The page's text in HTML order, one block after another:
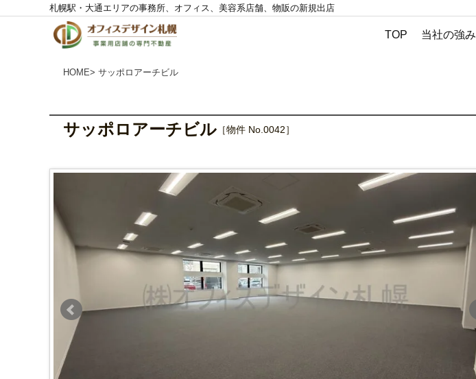
札幌駅・大通エリアの事務所、オフィス、美容系店舗、物販の新規出店
会
C
G
N
TOP 当社の強み
HOME> サッポロアーチビル
サッポロアーチビル ［物件 No.0042］